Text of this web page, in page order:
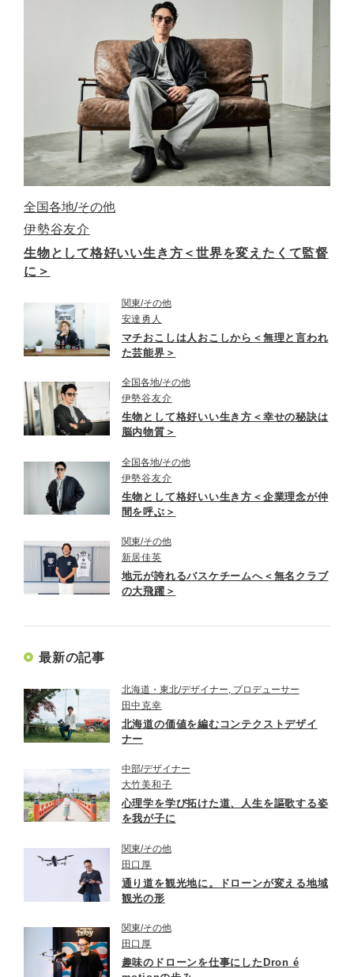
全国各地 その他
伊勢谷友介
生物として格好いい生き方＜世界を変えたくて監督
に＞
関東 その他
安達勇人
マチおこしは人おこしから＜無理と言われ
た芸能界＞
全国各地 その他
伊勢谷友介
生物として格好いい生き方＜幸せの秘訣は
脳内物質＞
全国各地 その他
伊勢谷友介
生物として格好いい生き方＜企業理念が仲
間を呼ぶ＞
関東 その他
新居佳英
地元が誇れるバスケチームへ＜無名クラブ
の大飛躍＞
最新の記事
北海道・東北 デザイナー, プロデューサー
田中克幸
北海道の価値を編むコンテクストデザイ
ナー
中部 デザイナー
大竹美和子
心理学を学び拓けた道、人生を謳歌する姿
を我が子に
関東 その他
田口厚
通り道を観光地に。ドローンが変える地域
観光の形
関東 その他
田口厚
趣味のドローンを仕事にしたDron é